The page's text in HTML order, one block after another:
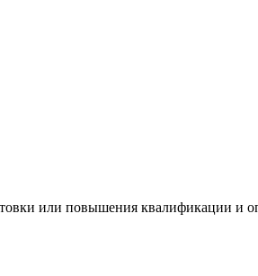
или повышения квалификации и